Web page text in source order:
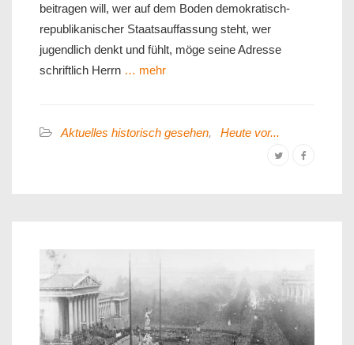
beitragen will, wer auf dem Boden demokratisch-
republikanischer Staatsauffassung steht, wer
jugendlich denkt und fühlt, möge seine Adresse
schriftlich Herrn … mehr
Aktuelles historisch gesehen, Heute vor...